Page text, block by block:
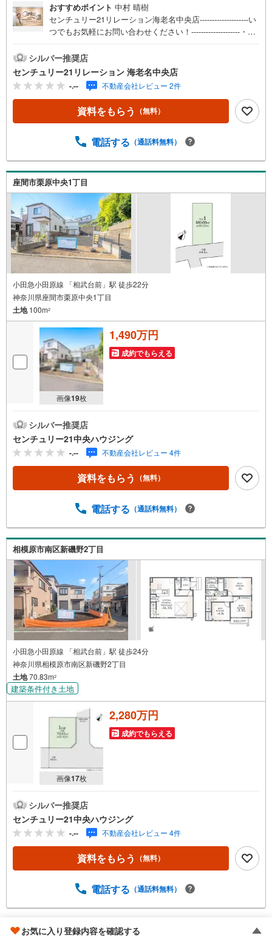
おすすめポイント 中村 晴樹
センチュリー21リレーション海老名中央店--------------------い
つでもお気軽にお問い合わせください！--------------------・現
します。 お客様のご都合に出来る限り合わせてご案内致
します！ 小さなお子様が居て大変な方にはお迎えプラン
もご用意しております。・住宅ローン無料相談会開催中！
月々の返済額はどれぐらいになるの？ 頭金はどれぐら
い必要？ どこの金融機関を利用したらいいのかな？ 我
が家の収入で借りられるのはいくらぐらいかな？夢のマイ
した弊社アドバイザーが丁寧にご説明致します。・不動産
店舗数No.1 全国に拡がる豊富な店舗数でご売却活動を全
力でサポート!!・弊社での買取も対応 弊社ではできる限り
お客様のご要望にお応えする為、現金買取システムを実施!!
シルバー推奨店
センチュリー21リレーション 海老名中央店
-.-- 不動産会社レビュー 2件
資料をもらう （無料）
電話する （通話料無料）
座間市栗原中央1丁目
小田急小田原線 「相武台前」駅 徒歩22分
神奈川県座間市栗原中央1丁目
土地100m2
画像19枚
1,490万円
成約でもらえる
シルバー推奨店
センチュリー21中央ハウジング
-.-- 不動産会社レビュー 4件
資料をもらう （無料）
電話する （通話料無料）
相模原市南区新磯野2丁目
小田急小田原線 「相武台前」駅 徒歩24分
神奈川県相模原市南区新磯野2丁目
土地70.83m2
建築条件付き土地
画像17枚
2,280万円
成約でもらえる
シルバー推奨店
センチュリー21中央ハウジング
-.-- 不動産会社レビュー 4件
資料をもらう （無料）
電話する （通話料無料）
座間市立野台2丁目
お気に入り登録内容を確認する